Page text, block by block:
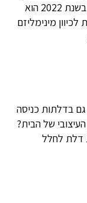
ולא משנה איזה טרנדים שולטים בכיפה. אבל בשנת 2022 הוא
מינימליזם
גם בדלתות כניסה
של הבית?
דלת לחלל